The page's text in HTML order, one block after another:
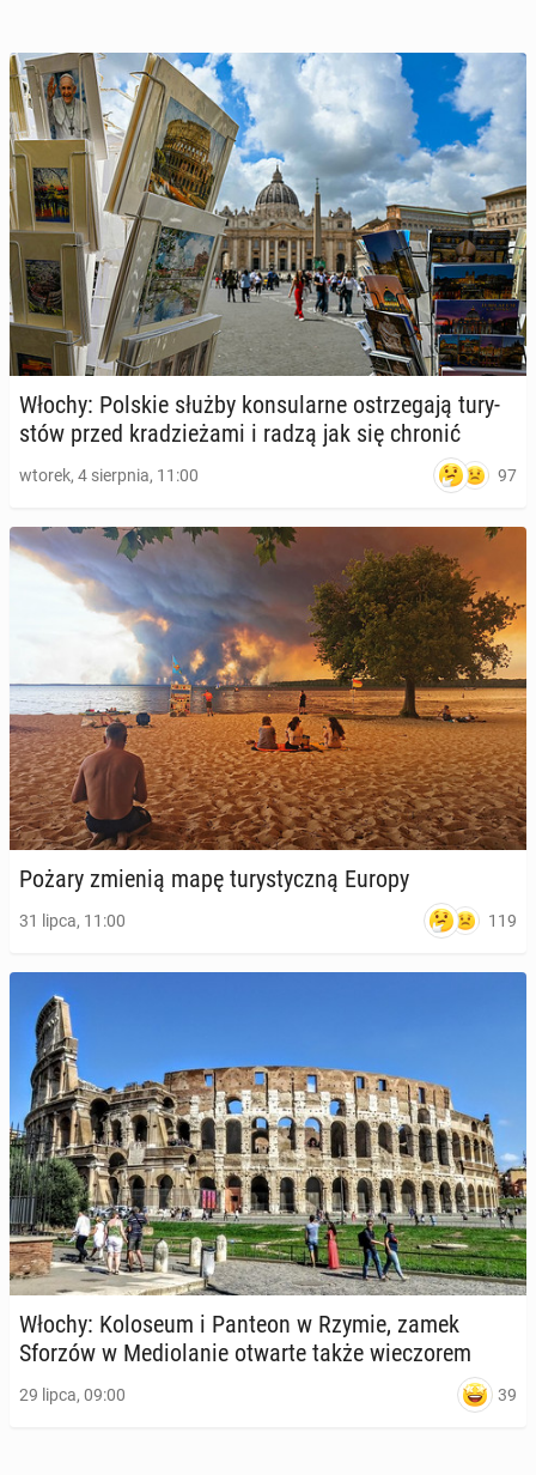
Włochy: Polskie służby kon­su­lar­ne ostrze­ga­ją tu­ry­
stów przed kra­dzie­ża­mi i radzą jak się chronić
wtorek, 4 sierpnia, 11:00 97
Pożary zmienią mapę tu­ry­stycz­ną Europy
31 lipca, 11:00 119
Włochy: Ko­lo­seum i Panteon w Rzymie, zamek
Sforzów w Me­dio­la­nie otwarte także wie­czo­rem
29 lipca, 09:00 39